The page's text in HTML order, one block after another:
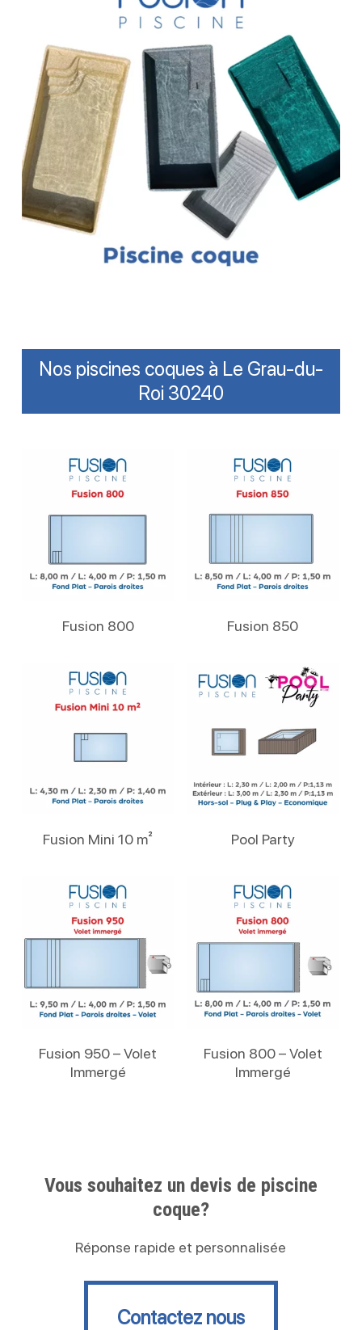
Nos piscines coques à Le Grau-du-
Roi 30240
Fusion 800 Fusion 850
Fusion Mini 10 m² Pool Party
Fusion 950 – Volet
Immergé
Fusion 800 – Volet
Immergé
Vous souhaitez un devis de piscine
coque?
Réponse rapide et personnalisée
Contactez nous
Contactez nous